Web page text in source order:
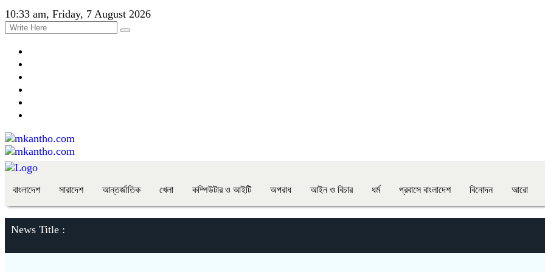
10:33 am, Friday, 7 August 2026
বাংলাদেশ সারাদেশ আন্তর্জাতিক খেলা কম্পিউটার ও আইটি অপরাধ আইন ও বিচার ধর্ম প্রবাসে বাংলাদেশ বিনোদন আরো
News Title :